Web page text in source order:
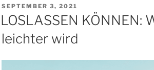
VERÖFFENTLICHT
AM
SEPTEMBER 3, 2021
LOSLASSEN KÖNNEN:
leichter wird